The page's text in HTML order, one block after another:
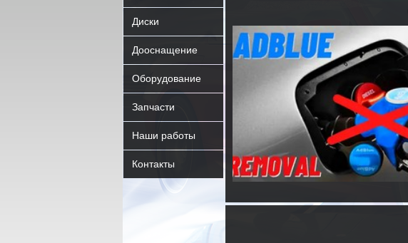
Диски
Дооснащение
Оборудование
Запчасти
Наши работы
Контакты